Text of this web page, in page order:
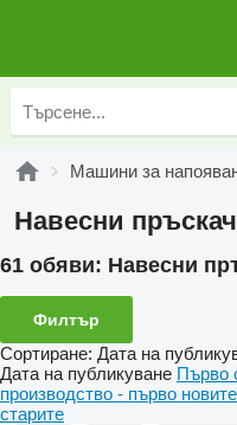
Машини за
Навесни
61 обяви: Навесни
Филтър
Сортиране: Дата на
Дата на публикуване Първо
производство - първо новите
старите